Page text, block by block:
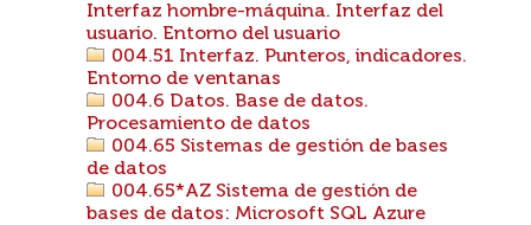
Interfaz hombre-máquina. Interfaz del
usuario. Entorno del usuario
004.51 Interfaz. Punteros, indicadores.
Entorno de ventanas
004.6 Datos. Base de datos.
Procesamiento de datos
004.65 Sistemas de gestión de bases
de datos
004.65*AZ Sistema de gestión de
bases de datos: Microsoft SQL Azure